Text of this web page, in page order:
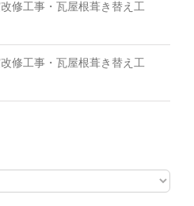
修工事・瓦屋根葺き替え工
修工事・瓦屋根葺き替え工